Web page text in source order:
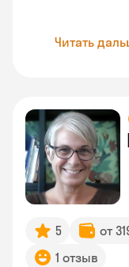
Читать
5 от
1 отзыв